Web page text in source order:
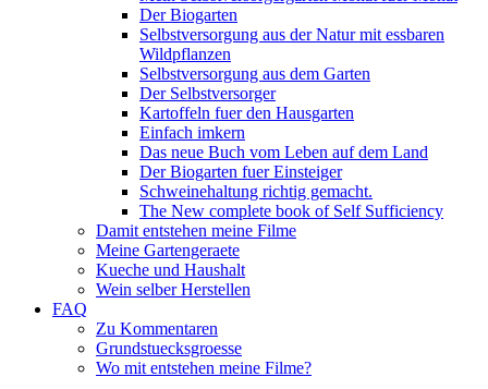
Der Biogarten
Selbstversorgung aus der Natur mit essbaren
Wildpflanzen
Selbstversorgung aus dem Garten
Der Selbstversorger
Kartoffeln fuer den Hausgarten
Einfach imkern
Das neue Buch vom Leben auf dem Land
Der Biogarten fuer Einsteiger
Schweinehaltung richtig gemacht.
The New complete book of Self Sufficiency
Damit entstehen meine Filme
Meine Gartengeraete
Kueche und Haushalt
Wein selber Herstellen
FAQ
Zu Kommentaren
Grundstuecksgroesse
Wo mit entstehen meine Filme?